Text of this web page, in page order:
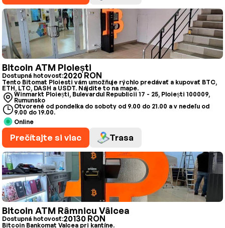
Bitcoin ATM Ploiești
Dostupná hotovosť:2020 RON
Tento Bitomat Ploiesti vám umožňuje rýchlo predávať a kupovať BTC,
ETH, LTC, DASH a USDT. Nájdite to na mape.
Winmarkt Ploiești, Bulevardul Republicii 17 - 25, Ploiești 100009,
Rumunsko
Otvorené od pondelka do soboty od 9.00 do 21.00 a v nedeľu od
9.00 do 19.00.
Online
Prečítajte si viac Trasa
Bitcoin ATM Râmnicu Vâlcea
Dostupná hotovosť:20130 RON
Bitcoin Bankomat Valcea pri kantíne.